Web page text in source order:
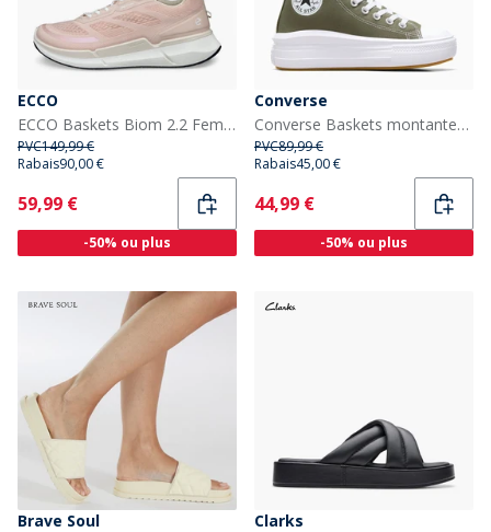
ECCO
ECCO Baskets Biom 2.2 Femme Rose Dust
PVC149,99 €
Rabais90,00 €
Current
59,99 €
-50% ou plus
Converse
Converse Baskets montantes Chuck Taylor All Star Move Femme Utility/Blanc/Noir
PVC89,99 €
Rabais45,00 €
Current
44,99 €
-50% ou plus
Brave Soul
Clarks